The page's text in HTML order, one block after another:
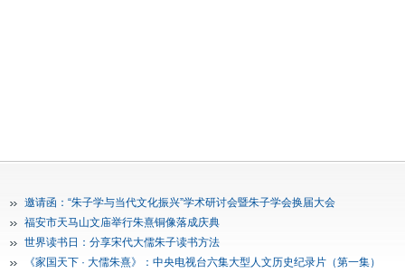
邀请函：“朱子学与当代文化振兴”学术研讨会暨朱子学会换届大会
福安市天马山文庙举行朱熹铜像落成庆典
世界读书日：分享宋代大儒朱子读书方法
《家国天下 · 大儒朱熹》：中央电视台六集大型人文历史纪录片（第一集）